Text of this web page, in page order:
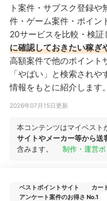
ト案件・サブスク登録
件・ゲーム案件・ポイン
20サービスを比較・検証
に確認しておきたい稼ぎ
高額案件で他のポイント
「やばい」と検索され
情報をもとに紹介します。
2026年07月15日更新
本コンテンツはマイベスト
サイトやメーカー等から送
含みます。
制作・運営
ベストポイントサイト
カー
アンケート案件のお得さ No.1